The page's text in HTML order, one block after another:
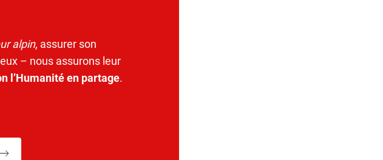
alpin, assurer son
– nous assurons leur
l’Humanité en partage.